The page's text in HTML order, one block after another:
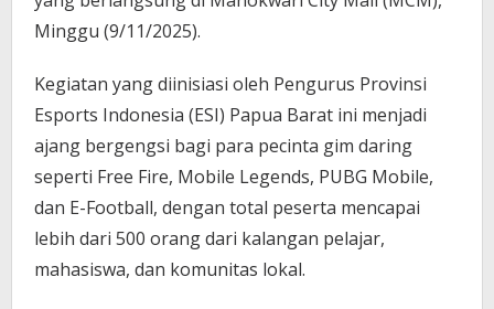
Minggu (9/11/2025).
Kegiatan yang diinisiasi oleh Pengurus Provinsi
Esports Indonesia (ESI) Papua Barat ini menjadi
ajang bergengsi bagi para pecinta gim daring
seperti Free Fire, Mobile Legends, PUBG Mobile,
dan E-Football, dengan total peserta mencapai
lebih dari 500 orang dari kalangan pelajar,
mahasiswa, dan komunitas lokal.